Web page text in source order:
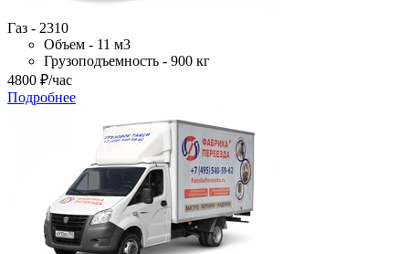
Газ - 2310
Объем - 11 м3
Грузоподъемность - 900 кг
4800 ₽/час
Подробнее